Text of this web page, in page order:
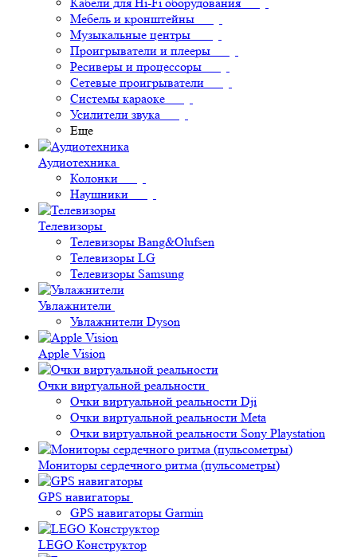
Кабели для Hi-Fi оборудования
Мебель и кронштейны
Музыкальные центры
Проигрыватели и плееры
Ресиверы и процессоры
Сетевые проигрыватели
Системы караоке
Усилители звука
Еще
Аудиотехника
Колонки
Наушники
Телевизоры
Телевизоры Bang&Olufsen
Телевизоры LG
Телевизоры Samsung
Увлажнители
Увлажнители Dyson
Apple Vision
Очки виртуальной реальности
Очки виртуальной реальности Dji
Очки виртуальной реальности Meta
Очки виртуальной реальности Sony Playstation
Мониторы сердечного ритма (пульсометры)
GPS навигаторы
GPS навигаторы Garmin
LEGO Конструктор